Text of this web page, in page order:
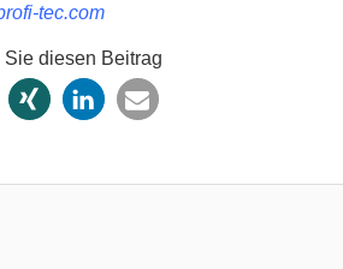
tec.com
Sie diesen Beitrag